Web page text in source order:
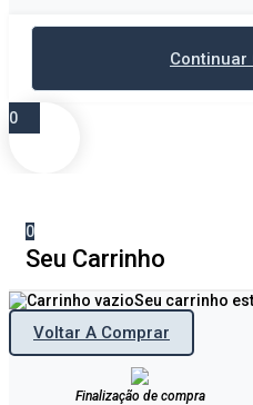
Continuar
0
0
Seu Carrinho
Seu carrinho
Voltar A Comprar
Finalização de compra